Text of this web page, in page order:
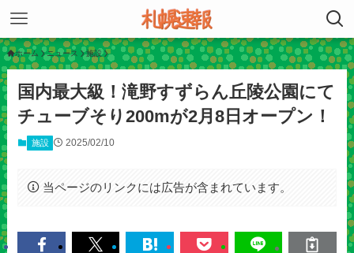
ホーム ニュース 施設
国内最大級！滝野すずらん丘陵公園にて
チューブそり200mが2月8日オープン！
施設 2025/02/10
当ページのリンクには広告が含まれています。